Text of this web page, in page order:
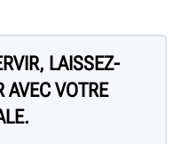
LAISSEZ-
AVEC VOTRE